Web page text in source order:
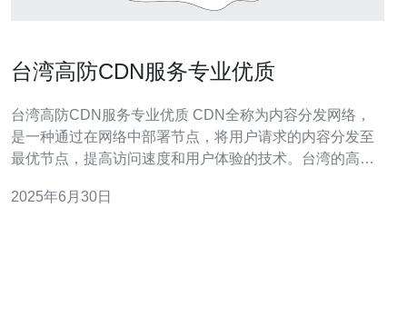
台湾高防CDN服务专业优质
台湾高防CDN服务专业优质 CDN全称为内容分发网络，
是一种通过在网络中部署节点，将用户请求的内容分发至
最优节点，提高访问速度和用户体验的技术。台湾的高防
台湾高防CDN服务在全球范围内拥有多个节点，能够快速
2025年6月30日